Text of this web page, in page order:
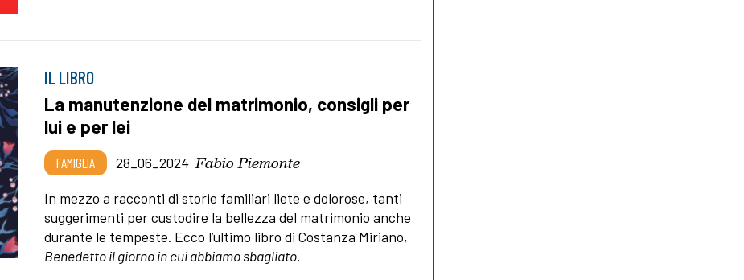
IL LIBRO
La manutenzione del matrimonio, consigli per
lui e per lei
FAMIGLIA 28_06_2024 Fabio Piemonte
In mezzo a racconti di storie familiari liete e dolorose, tanti
suggerimenti per custodire la bellezza del matrimonio anche
durante le tempeste. Ecco l’ultimo libro di Costanza Miriano,
Benedetto il giorno in cui abbiamo sbagliato.